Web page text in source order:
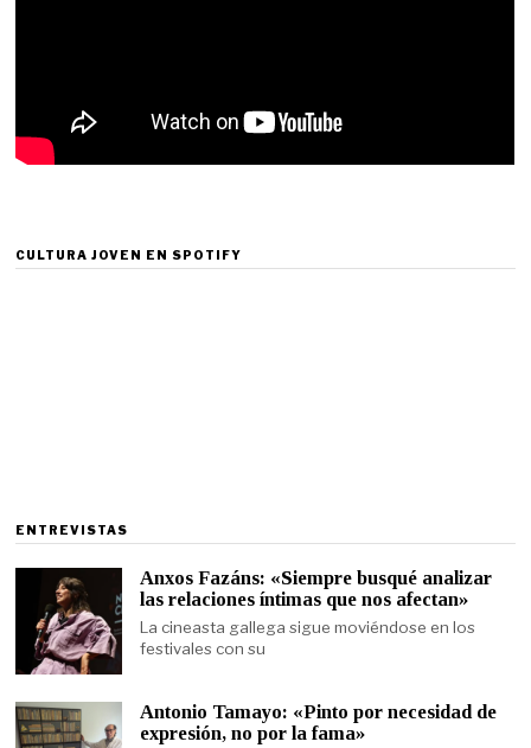
CULTURA JOVEN EN SPOTIFY
ENTREVISTAS
Anxos Fazáns: «Siempre busqué analizar
las relaciones íntimas que nos afectan»
La cineasta gallega sigue moviéndose en los
festivales con su
Antonio Tamayo: «Pinto por necesidad de
expresión, no por la fama»